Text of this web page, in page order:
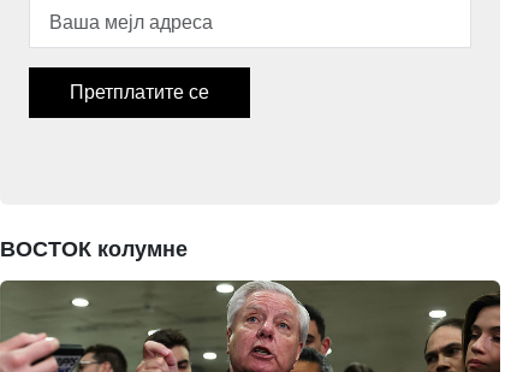
Претплатите се
ВОСТОК колумне